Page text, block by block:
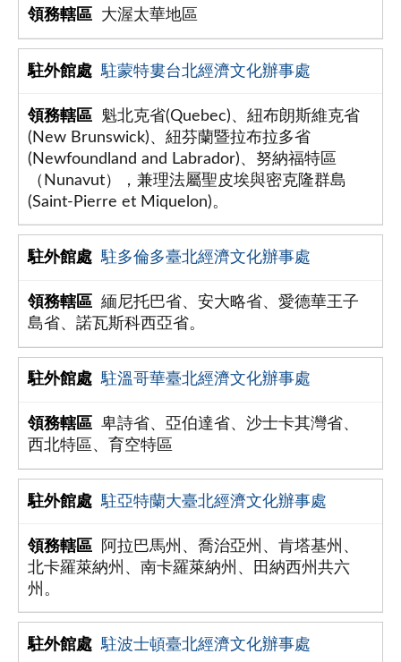
大渥太華地區
駐蒙特婁台北經濟文化辦事處
魁北克省(Quebec)、紐布朗斯維克省
(New Brunswick)、紐芬蘭暨拉布拉多省
(Newfoundland and Labrador)、努納福特區
（Nunavut），兼理法屬聖皮埃與密克隆群島
(Saint-Pierre et Miquelon)。
駐多倫多臺北經濟文化辦事處
緬尼托巴省、安大略省、愛德華王子
島省、諾瓦斯科西亞省。
駐溫哥華臺北經濟文化辦事處
卑詩省、亞伯達省、沙士卡其灣省、
西北特區、育空特區
駐亞特蘭大臺北經濟文化辦事處
阿拉巴馬州、喬治亞州、肯塔基州、
北卡羅萊納州、南卡羅萊納州、田納西州共六
州。
駐波士頓臺北經濟文化辦事處